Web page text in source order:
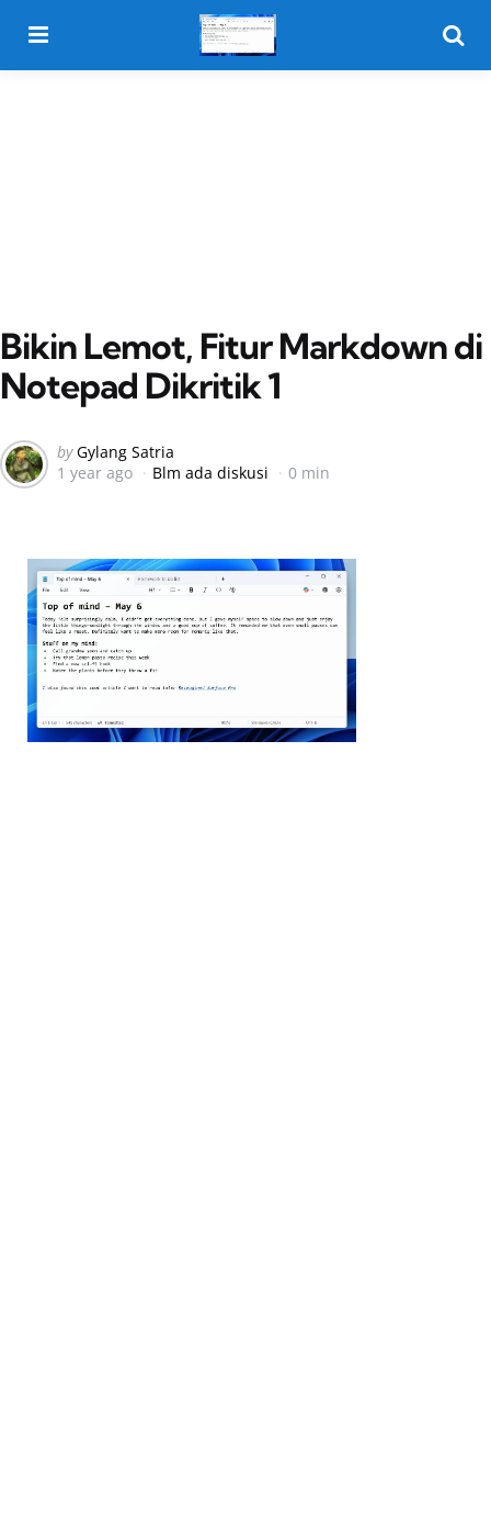
Bikin Lemot, Fitur Markdown di
Notepad Dikritik 1
Posted
by
by Gylang Satria
1 year ago
Blm ada diskusi 0 min